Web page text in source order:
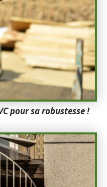
pour sa robustesse !